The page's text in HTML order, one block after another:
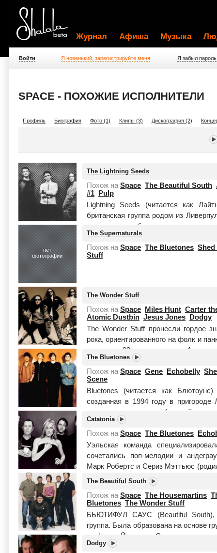
Журнал Афиша Музыка
Войти Я новенький, зарегистрируйте меня Я забыл пароль
SPACE - ПОХОЖИЕ ИСПОЛНИТЕЛИ
Профиль Биография Фото (1) Клипы (3) Дискография (2)
The Lightning Seeds
Похож на Space The Beautiful South
#1
Pulp
Lightning Seeds (читается как
британская группа родом из
году, до этого бывшим участником
Читать целиком
нет
фотографии
The Supernaturals
Похож на Space The Bluetones Shed
Stuff
The Wonder Stuff
Похож на Space Miles Hunt Carter
Atomic Dustbin Jesus Jones
Dodgy
The Wonder Stuff пронесли гордое
рока, ориентированного на фолк и
и начала 90-х годов, когда
Читать целиком
The Bluetones
Похож на Space Gene Echobelly
Scene
Bluetones (читается как
созданная в 1994 году в пригороде
музыкальную карьеру (первый год
поп, на годы расцвета котор...
Catatonia
Похож на Space The Bluetones
Уэльская команда
сочетались поп-мелодии и
Марк Робертс и Сериз Мэттьюс
в Кардиффе (Как объясняет Марк
The Beautiful South
Похож на Space The Housemartins
Bluetones The Wonder Stuff
БЬЮТИФУЛ САУC (Beautiful South),
группа. Была образована на основе
графство Йоркшир. Состав:
Читать целиком
Dodgy